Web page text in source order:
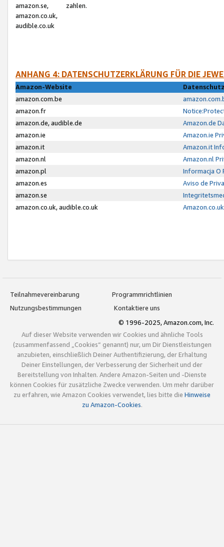
amazon.se,
amazon.co.uk,
audible.co.uk
zahlen.
ANHANG 4: DATENSCHUTZERKLÄRUNG FÜR DIE
Amazon-Website
amazon.com.be
amazon.fr
amazon.de, audible.de
Amazon.de
amazon.ie
Amazon.ie
amazon.it
Amazon.it
amazon.nl
Amazon.nl
amazon.pl
Informacja O
amazon.es
Aviso de
amazon.se
amazon.co.uk, audible.co.uk
Teilnahmevereinbarung
Programmrichtlinien
Nutzungsbestimmungen
Kontaktiere uns
© 1996-2025, Amazon.com, Inc.
Auf dieser Website verwenden wir Cookies und ähnliche Tools
(zusammenfassend „Cookies“ genannt) nur, um Dir Dienstleistungen
anzubieten, einschließlich Deiner Authentifizierung, der Erhaltung
Deiner Einstellungen, der Verbesserung der Sicherheit und der
Bereitstellung von Inhalten. Andere Amazon-Seiten und -Dienste
können Cookies für zusätzliche Zwecke verwenden. Um mehr darüber
zu erfahren, wie Amazon Cookies verwendet, lies bitte die Hinweise
zu Amazon-Cookies.